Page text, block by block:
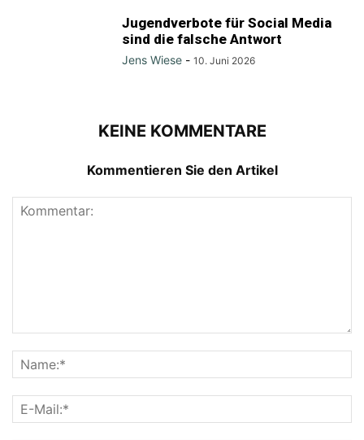
Jugendverbote für Social Media
sind die falsche Antwort
Jens Wiese - 10. Juni 2026
KEINE KOMMENTARE
Kommentieren Sie den Artikel